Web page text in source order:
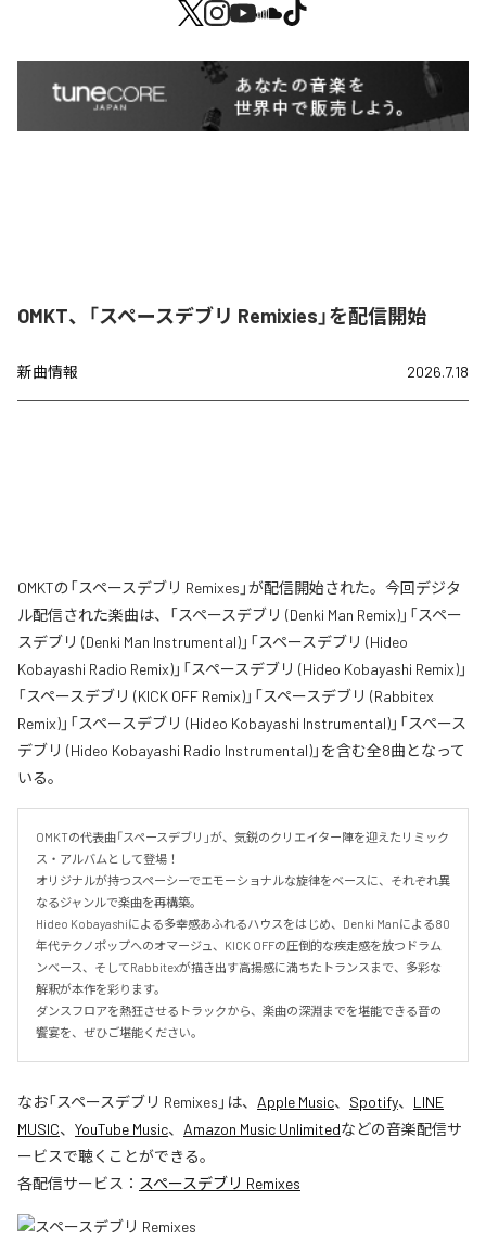
OMKT、「スペースデブリ Remixies」を配信開始
新曲情報 2026.7.18
OMKTの「スペースデブリ Remixes」が配信開始された。今回デジタ
ル配信された楽曲は、「スペースデブリ (Denki Man Remix)」「スペー
スデブリ (Denki Man Instrumental)」「スペースデブリ (Hideo
Kobayashi Radio Remix)」「スペースデブリ (Hideo Kobayashi Remix)」
「スペースデブリ (KICK OFF Remix)」「スペースデブリ (Rabbitex
Remix)」「スペースデブリ (Hideo Kobayashi Instrumental)」「スペース
デブリ (Hideo Kobayashi Radio Instrumental)」を含む全8曲となって
いる。
OMKTの代表曲「スペースデブリ」が、気鋭のクリエイター陣を迎えたリミック
ス・アルバムとして登場！
オリジナルが持つスペーシーでエモーショナルな旋律をベースに、それぞれ異
なるジャンルで楽曲を再構築。
Hideo Kobayashiによる多幸感あふれるハウスをはじめ、Denki Manによる80
年代テクノポップへのオマージュ、KICK OFFの圧倒的な疾走感を放つドラム
ンベース、そしてRabbitexが描き出す高揚感に満ちたトランスまで、多彩な
解釈が本作を彩ります。
ダンスフロアを熱狂させるトラックから、楽曲の深淵までを堪能できる音の
饗宴を、ぜひご堪能ください。
なお「スペースデブリ Remixes 」は、 Apple Music、 Spotify、 LINE
MUSIC、 YouTube Music、 Amazon Music Unlimitedなどの音楽配信サ
ービスで聴くことができる。
各配信サービス： スペースデブリ Remixes